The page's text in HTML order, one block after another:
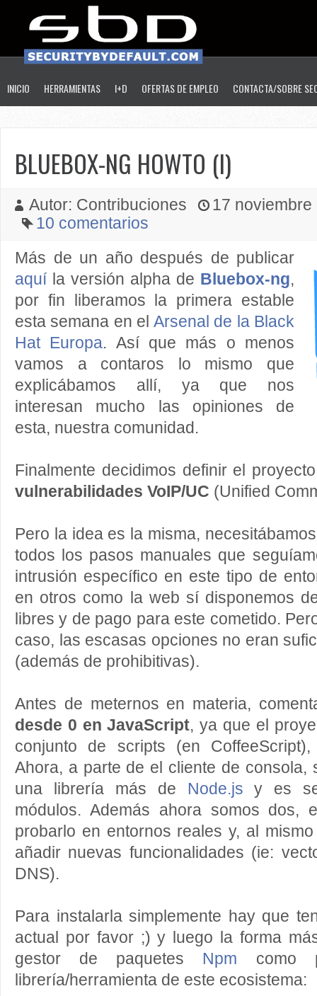
INICIO HERRAMIENTAS I+D OFERTAS DE EMPLEO CONTACTA/SOBRE
BLUEBOX-NG HOWTO (I)
Autor: Contribuciones
17 noviembre
10 comentarios
Más de un año después de publicar
aquí la versión alpha de Bluebox-ng,
por fin liberamos la primera estable
esta semana en el Arsenal de la Black
Hat Europa. Así que más o menos
vamos a contaros lo mismo que
explicábamos allí, ya que nos
interesan mucho las opiniones de
esta, nuestra comunidad.
Finalmente decidimos definir el
vulnerabilidades VoIP/UC (Unified
Pero la idea es la misma,
todos los pasos manuales que
intrusión específico en este tipo de
en otros como la web sí disponemos
libres y de pago para este cometido.
caso, las escasas opciones no eran
(además de prohibitivas).
Antes de meternos en materia,
desde 0 en JavaScript, ya que el
conjunto de scripts (en
Ahora, a parte de el cliente de consola,
una librería más de Node.js y es
módulos. Además ahora somos dos,
probarlo en entornos reales y, al
añadir nuevas funcionalidades (ie:
DNS).
Para instalarla simplemente hay que
actual por favor ;) y luego la forma
gestor de paquetes Npm como
librería/herramienta de este ecosistema: